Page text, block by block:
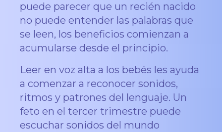
puede parecer que un recién nacido
no puede entender las palabras que
se leen, los beneficios comienzan a
acumularse desde el principio.
Leer en voz alta a los bebés les ayuda
a comenzar a reconocer sonidos,
ritmos y patrones del lenguaje. Un
feto en el tercer trimestre puede
escuchar sonidos del mundo